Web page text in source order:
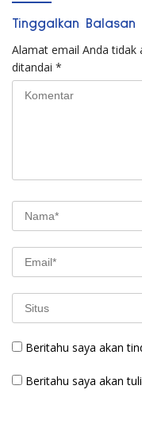
Tinggalkan Balasan
Alamat email Anda tidak
ditandai *
Beritahu saya akan
Beritahu saya akan